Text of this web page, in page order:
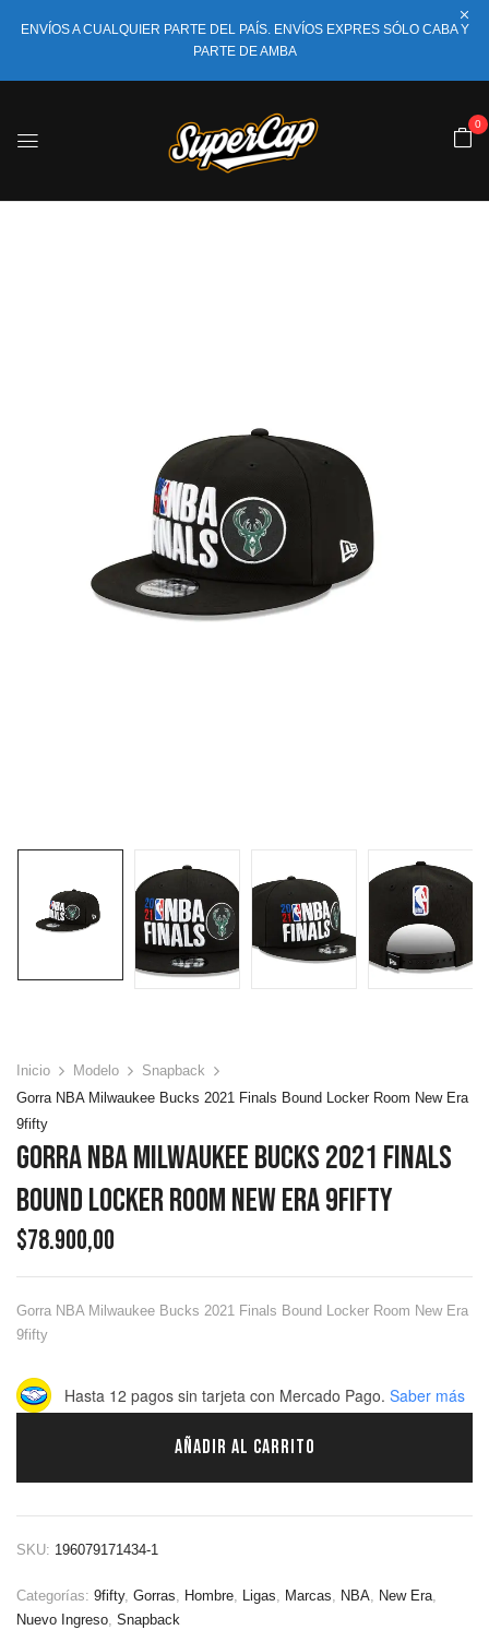
ENVÍOS A CUALQUIER PARTE DEL PAÍS. ENVÍOS EXPRES SÓLO CABA Y
PARTE DE AMBA
0
Inicio Modelo
Snapback
Gorra NBA Milwaukee Bucks 2021 Finals Bound Locker Room New Era
9fifty
Gorra NBA Milwaukee Bucks 2021 Finals
Bound Locker Room New Era 9fifty
$78.900,00
Gorra NBA Milwaukee Bucks 2021 Finals Bound Locker Room New Era
9fifty
Hasta 12 pagos sin tarjeta con Mercado Pago. Saber más
AÑADIR AL CARRITO
SKU: 196079171434-1
Categorías: 9fifty, Gorras, Hombre, Ligas, Marcas, NBA, New Era,
Nuevo Ingreso, Snapback